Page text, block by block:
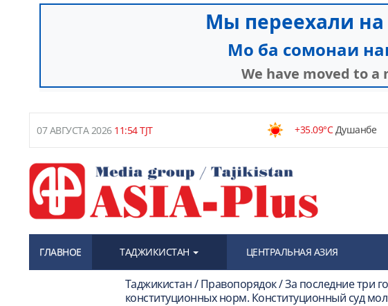
07 АВГУСТА 202611:54 TJT +35.09°CДушанбе
ГЛАВНОЕ ТАДЖИКИСТАН ЦЕНТРАЛЬНАЯ АЗИЯ
Таджикистан / Правопорядок / За последние три
конституционных норм. Конституционный суд